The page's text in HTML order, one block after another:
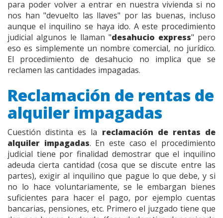
para poder volver a entrar en nuestra vivienda si no
nos han "devuelto las llaves" por las buenas, incluso
aunque el inquilino se haya ido. A este procedimiento
judicial algunos le llaman "desahucio express" pero
eso es simplemente un nombre comercial, no jurídico.
El procedimiento de desahucio no implica que se
reclamen las cantidades impagadas.
Reclamación de rentas de
alquiler impagadas
Cuestión distinta es la reclamación de rentas de
alquiler impagadas. En este caso el procedimiento
judicial tiene por finalidad demostrar que el inquilino
adeuda cierta cantidad (cosa que se discute entre las
partes), exigir al inquilino que pague lo que debe, y si
no lo hace voluntariamente, se le embargan bienes
suficientes para hacer el pago, por ejemplo cuentas
bancarias, pensiones, etc. Primero el juzgado tiene que